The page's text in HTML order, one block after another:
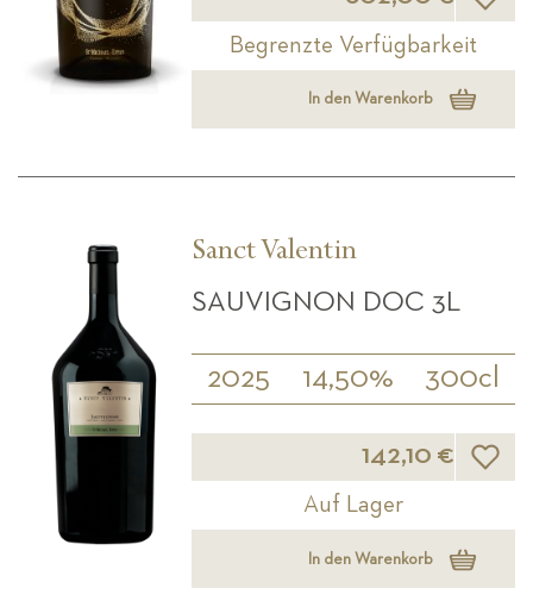
Begrenzte Verfügbarkeit
In den Warenkorb
Sanct Valentin
SAUVIGNON DOC 3L
2025 14,50% 300cl
142,10 €
Auf Lager
In den Warenkorb